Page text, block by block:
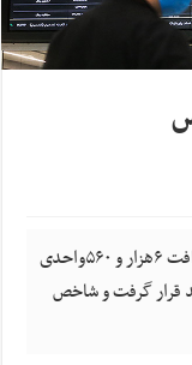
در ساعت ۹ و ۳۰دقیقه شاخص کل بورس پس از افت ۶هزار و ۵۶۰واحدی
میلیون و ۲۵۰هزار واحد قرار گرفت و شاخص